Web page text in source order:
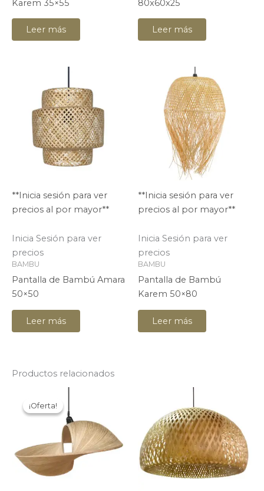
Karem 35×55
Leer más
80x60x25
Leer más
**Inicia sesión para ver
precios al por mayor**
Inicia Sesión para ver
precios
BAMBU
Pantalla de Bambú Amara
50×50
Leer más
**Inicia sesión para ver
precios al por mayor**
Inicia Sesión para ver
precios
BAMBU
Pantalla de Bambú
Karem 50×80
Leer más
Productos relacionados
¡Oferta!
¡Oferta!